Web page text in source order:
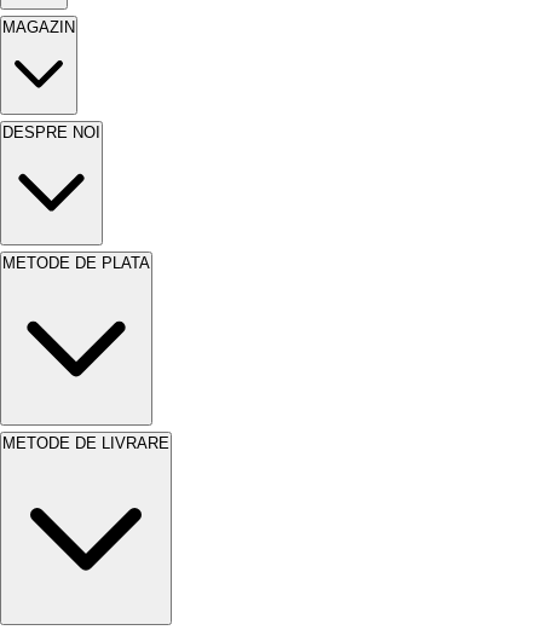
MAGAZIN
DESPRE NOI
METODE DE PLATA
METODE DE LIVRARE